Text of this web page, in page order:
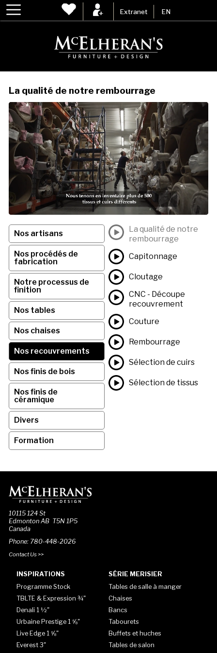
Extranet EN
La qualité de notre rembourrage
Nos artisans
Nos procédés de
fabrication
Notre processus de
finition
Nos tables
Nos chaises
Nos recouvrements
Nos finis de bois
Nos finis de
céramique
Divers
Formation
La qualité de notre
rembourrage
Capitonnage
Cloutage
CNC - Découpe
recouvrement
Couture
Rembourrage
Sélection de cuirs
Sélection de tissus
10115 124 St
Edmonton AB T5N 1P5
Canada
Phone: 780-448-2026
Contact Us >>
INSPIRATIONS
Programme Stock
TBLTE & Expression ¾"
Denali 1 ½"
Urbaine Prestige 1 ⅝"
Live Edge 1 ⅝"
Everest 3"
SÉRIE MERISIER
Tables de salle à manger
Chaises
Bancs
Tabourets
Buffets et huches
Tables de salon